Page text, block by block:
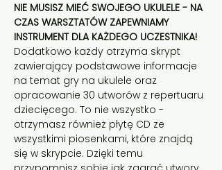
NIE MUSISZ MIEĆ SWOJEGO UKULELE - NA
CZAS WARSZTATÓW ZAPEWNIAMY
INSTRUMENT DLA KAŻDEGO UCZESTNIKA!
Dodatkowo każdy otrzyma skrypt
zawierający podstawowe informacje
na temat gry na ukulele oraz
opracowanie 30 utworów z repertuaru
dziecięcego. To nie wszystko -
otrzymasz również płytę CD ze
wszystkimi piosenkami, które znajdą
się w skrypcie. Dzięki temu